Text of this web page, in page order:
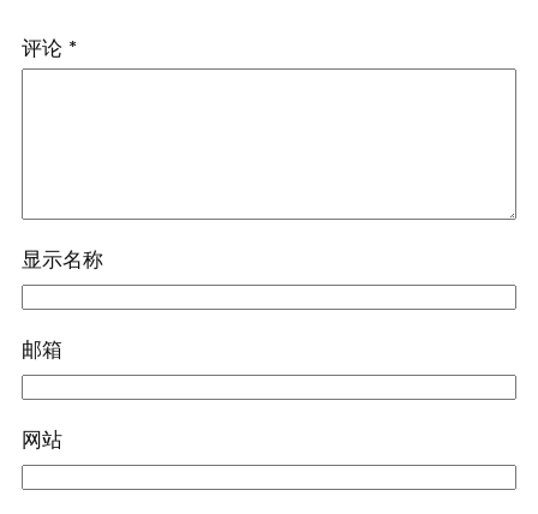
评论 *
显示名称
邮箱
网站